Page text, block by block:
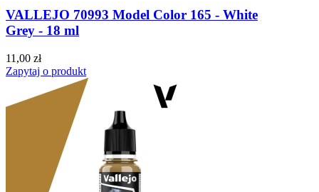
VALLEJO 70993 Model Color 165 - White
Grey - 18 ml
11,00 zł
Zapytaj o produkt